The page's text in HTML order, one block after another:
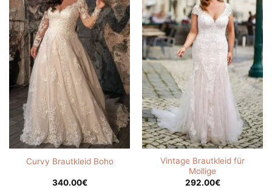
Curvy Brautkleid Boho
340.00€
Vintage Brautkleid für
Mollige
292.00€